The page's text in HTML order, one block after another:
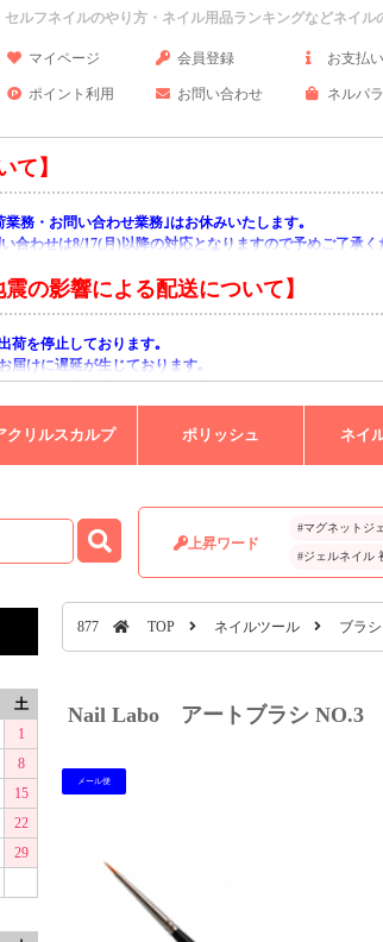
ルフネイルのやり方・ネイル用品ランキングなどネイル
マイページ 会員登録 お支払
ポイント利用 お問い合わせ ネルパ
て】
業務・お問い合わせ業務｣はお休みいたします｡
合わせは8/17(月)以降の対応となりますので予めご了承く
震の影響による配送について】
荷を停止しております｡
届けに遅延が生じております｡
､ 何卒ご理解賜りますようお願い申し上げます｡
クリルスカルプ ポリッシュ ネイ
上昇ワード
#マグネットジ
#ジェルネイル
土
1
8
15
22
29
877 TOP ネイルツール ブラ
Nail Labo アートブラシ NO.3
メール便